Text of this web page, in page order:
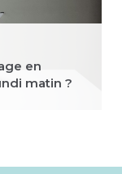
en
matin ?